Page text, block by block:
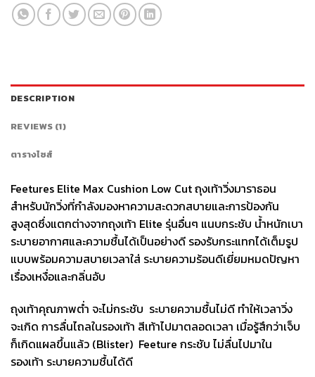
DESCRIPTION
REVIEWS (1)
ตารางไซส์
Feetures Elite Max Cushion Low Cut ถุงเท้าวิ่งมาราธอน
สำหรับนักวิ่งที่กำลังมองหาความสะดวกสบายและการป้องกัน
สูงสุดซึ่งแตกต่างจากถุงเท้า Elite รุ่นอื่นๆ แนบกระชับ น้ำหนักเบา
ระบายอากาศและความชื้นได้เป็นอย่างดี รองรับกระแทกได้เต็มรูป
แบบพร้อมความสบายเวลาใส่ ระบายความร้อนดีเยี่ยมหมดปัญหา
เรื่องเหงื่อและกลิ่นอับ
ถุงเท้าคุณภาพต่ำ จะไม่กระชับ ระบายความชื้นไม่ดี ทำให้เวลาวิ่ง
จะเกิด การลื่นไถลในรองเท้า สีเท้าไปมาตลอดเวลา เมื่อรู้สึกว่าเจ็บ
ก็เกิดแผลขึ้นแล้ว (Blister) Feeture กระชับ ไม่ลื่นไปมาใน
รองเท้า ระบายความชื้นได้ดี